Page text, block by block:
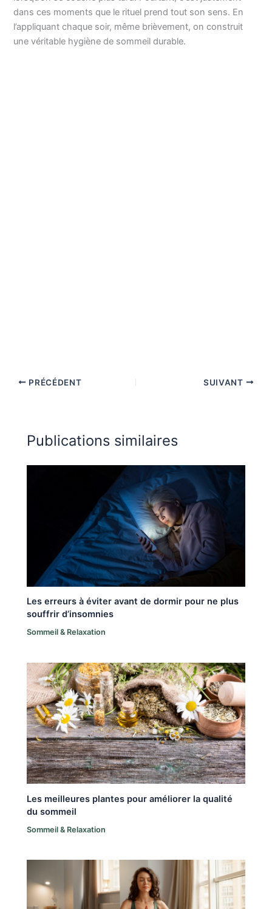
dans ces moments que le rituel prend tout son sens. En
l’appliquant chaque soir, même brièvement, on construit
une véritable hygiène de sommeil durable.
PRÉCÉDENT SUIVANT
Publications similaires
Les erreurs à éviter avant de dormir pour ne plus
souffrir d’insomnies
Sommeil & Relaxation
Les meilleures plantes pour améliorer la qualité
du sommeil
Sommeil & Relaxation